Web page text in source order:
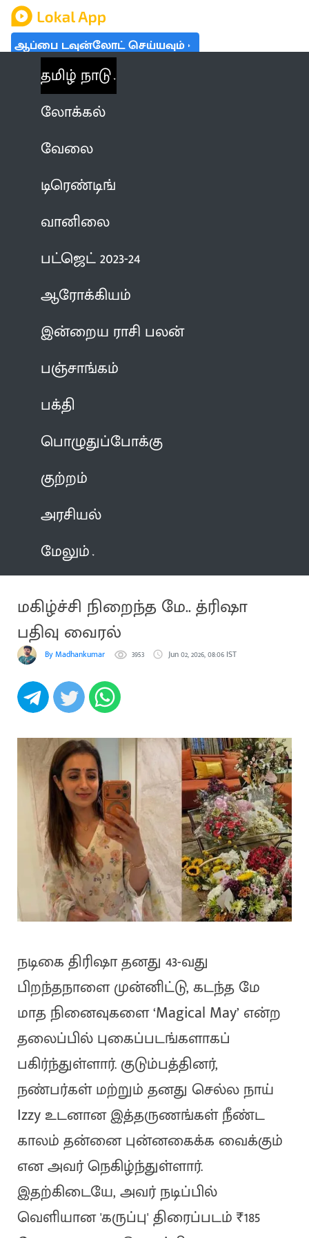
ஆப்பை டவுன்லோட் செய்யவும்
தமிழ் நாடு
லோக்கல்
வேலை
டிரெண்டிங்
வானிலை
பட்ஜெட் 2023-24
ஆரோக்கியம்
இன்றைய ராசி பலன்
பஞ்சாங்கம்
பக்தி
பொழுதுப்போக்கு
குற்றம்
அரசியல்
மேலும்
மகிழ்ச்சி நிறைந்த மே.. த்ரிஷா
பதிவு வைரல்
By Madhankumar 3953 Jun 02, 2026, 08:06 IST
நடிகை திரிஷா தனது 43-வது
பிறந்தநாளை முன்னிட்டு, கடந்த மே
மாத நினைவுகளை ‘Magical May’ என்ற
தலைப்பில் புகைப்படங்களாகப்
பகிர்ந்துள்ளார். குடும்பத்தினர்,
நண்பர்கள் மற்றும் தனது செல்ல நாய்
Izzy உடனான இத்தருணங்கள் நீண்ட
காலம் தன்னை புன்னகைக்க வைக்கும்
என அவர் நெகிழ்ந்துள்ளார்.
இதற்கிடையே, அவர் நடிப்பில்
வெளியான 'கருப்பு' திரைப்படம் ₹185